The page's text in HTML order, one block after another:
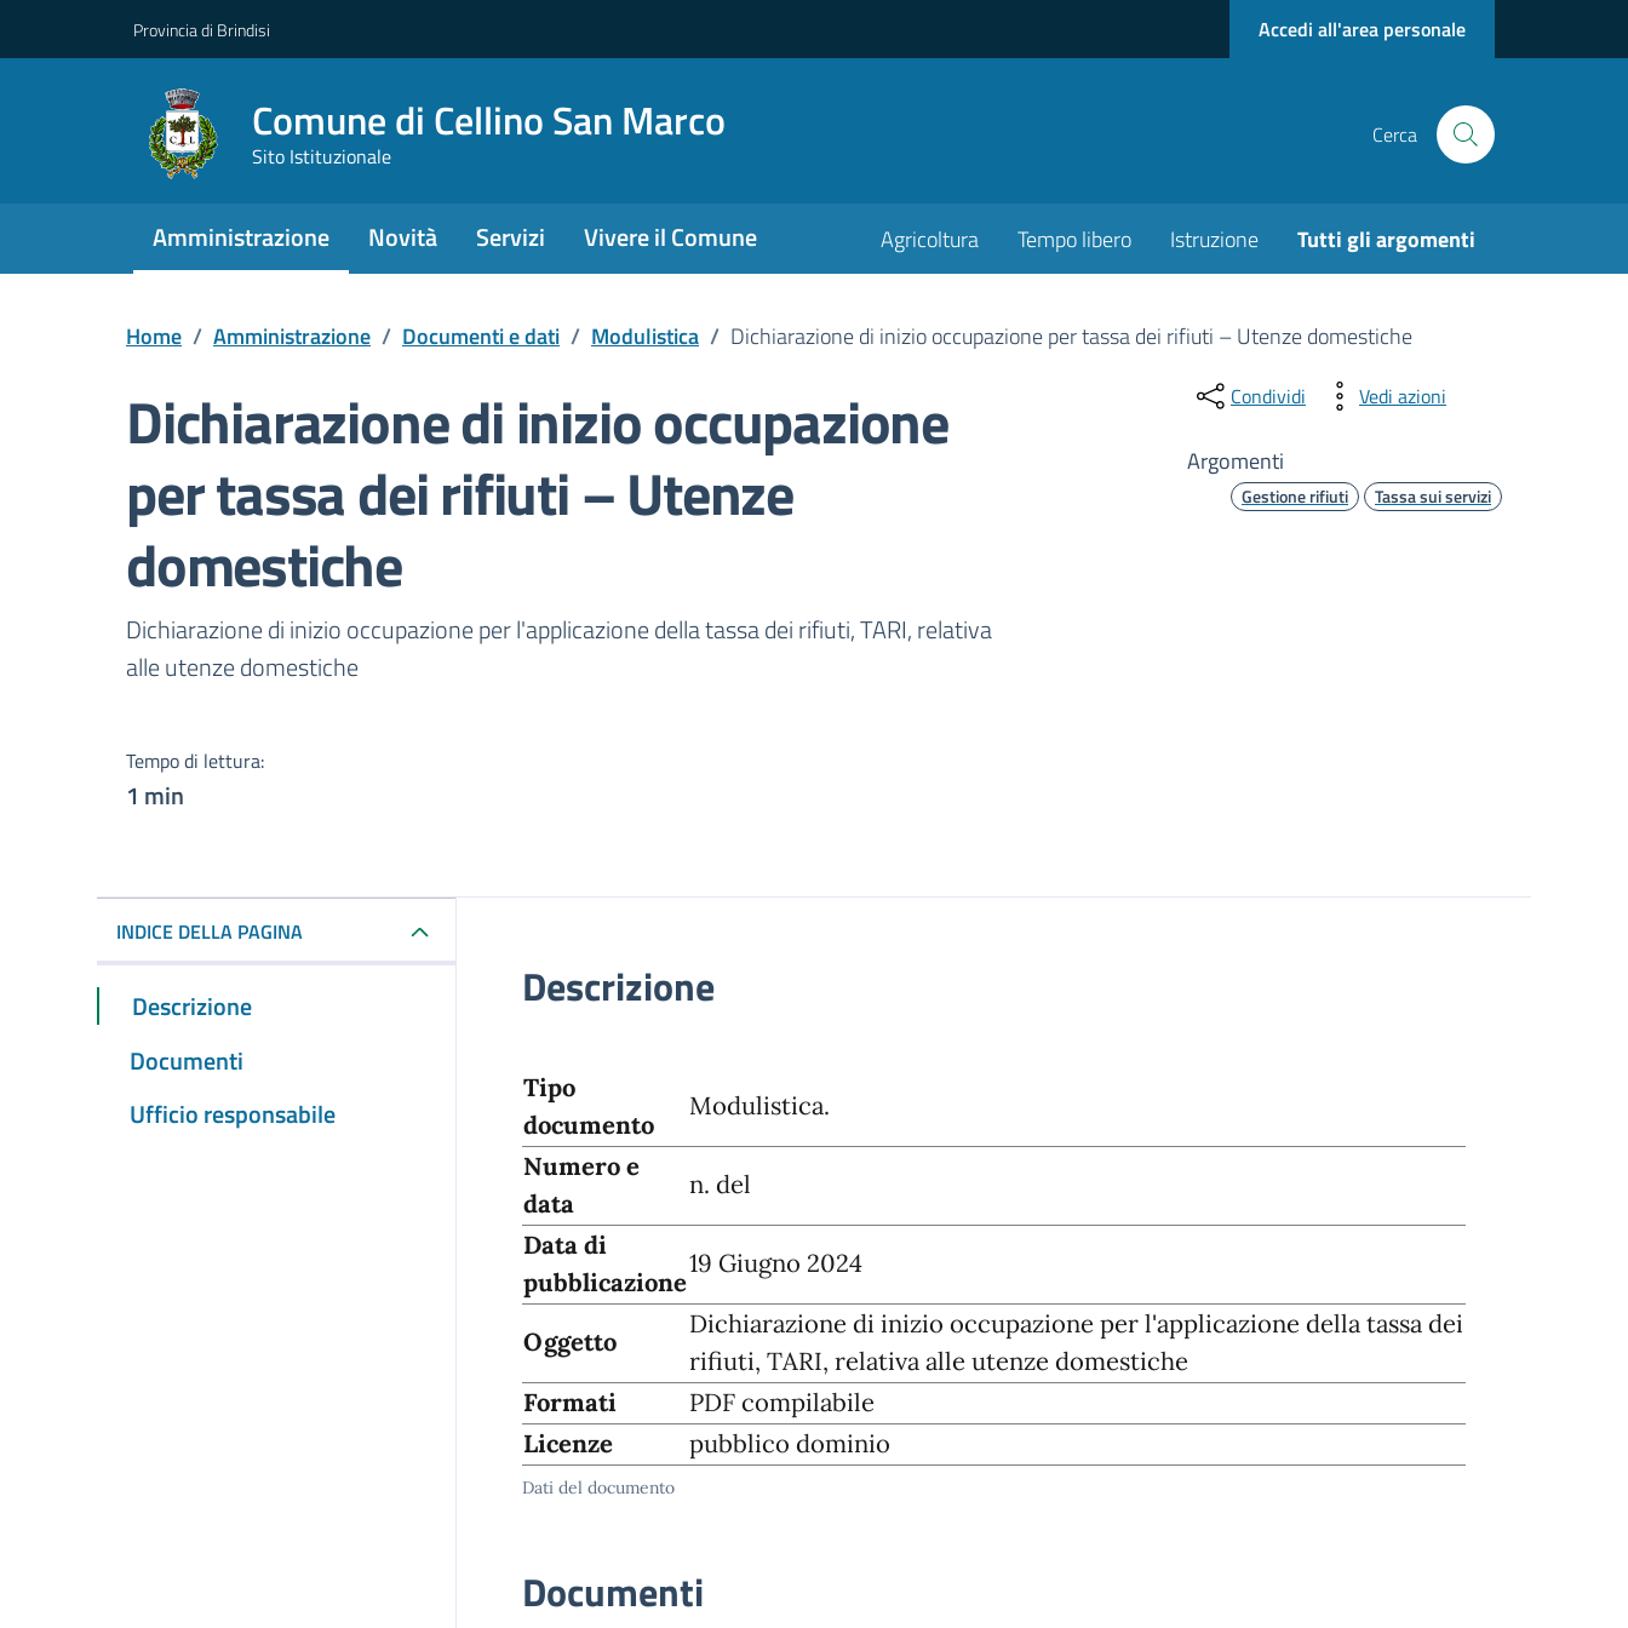
Provincia di Brindisi Accedi all'area personale
Comune di Cellino San Marco
Sito Istituzionale
Cerca
Amministrazione Novità Servizi Vivere il Comune Agricoltura Tempo libero Istruzione Tutti gli argomenti
Home / Amministrazione / Documenti e dati / Modulistica / Dichiarazione di inizio occupazione per tassa dei rifiuti – Utenze domestiche
Dichiarazione di inizio occupazione
per tassa dei rifiuti – Utenze
domestiche
Dettagli del documento pubblico
Dichiarazione di inizio occupazione per l'applicazione della tassa dei rifiuti, TARI, relativa
alle utenze domestiche
Tempo di lettura:
1 min
Condividi Vedi azioni
Argomenti
Gestione rifiuti Tassa sui servizi
INDICE DELLA PAGINA
Descrizione
Documenti
Ufficio responsabile
Descrizione
Dati del documento
Tipo
documento
Modulistica.
Numero e
data
n. del
Data di
pubblicazione
19 Giugno 2024
Oggetto
Dichiarazione di inizio occupazione per l'applicazione della tassa dei
rifiuti, TARI, relativa alle utenze domestiche
Formati
PDF compilabile
Licenze
pubblico dominio
Documenti